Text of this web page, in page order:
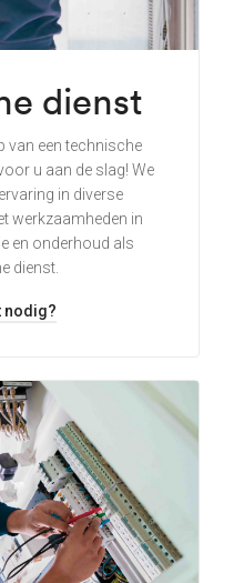
dienst
van een technische
u aan de slag! We
in diverse
werkzaamheden in
en onderhoud als
dienst.
nodig?